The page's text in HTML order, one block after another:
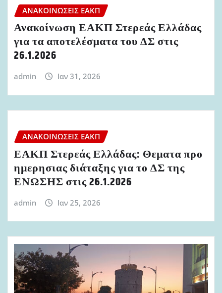
ΑΝΑΚΟΙΝΏΣΕΙΣ ΕΑΚΠ
Ανακοίνωση ΕΑΚΠ Στερεάς Ελλάδας
για τα αποτελέσματα του ΔΣ στις
26.1.2026
admin Ιαν 31, 2026
ΑΝΑΚΟΙΝΏΣΕΙΣ ΕΑΚΠ
ΕΑΚΠ Στερεάς Ελλάδας: Θεματα προ
ημερησιας διάταξης για το ΔΣ της
ΕΝΩΣΗΣ στις 26.1.2026
admin Ιαν 25, 2026